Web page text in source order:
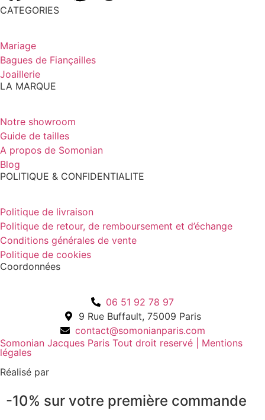
CATEGORIES
Mariage
Bagues de Fiançailles
Joaillerie
LA MARQUE
Notre showroom
Guide de tailles
A propos de Somonian
Blog
POLITIQUE & CONFIDENTIALITE
Politique de livraison
Politique de retour, de remboursement et d’échange
Conditions générales de vente
Politique de cookies
Coordonnées
06 51 92 78 97
9 Rue Buffault, 75009 Paris
contact@somonianparis.com
Somonian Jacques Paris Tout droit reservé | Mentions
légales
Réalisé par
-10% sur votre première commande